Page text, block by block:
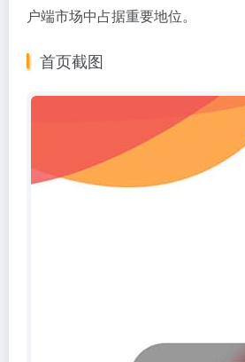
户端市场中占据重要地位。
首页截图